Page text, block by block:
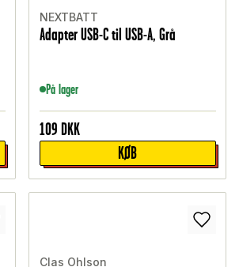
NEXTBATT
Adapter USB-C til USB-A, Grå
På lager
109 DKK
KØB
Clas Ohlson